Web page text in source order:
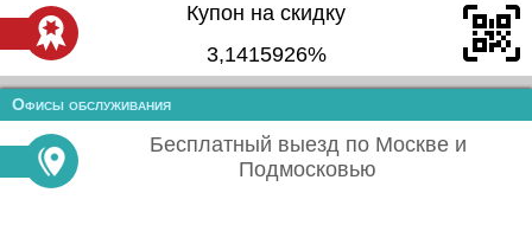
Купон на скидку
3,1415926%
Офисы обслуживания
Бесплатный выезд по Москве и
Подмосковью